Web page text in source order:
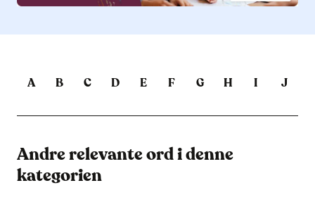
A B C D E F G H I J
Andre relevante ord i denne
kategorien